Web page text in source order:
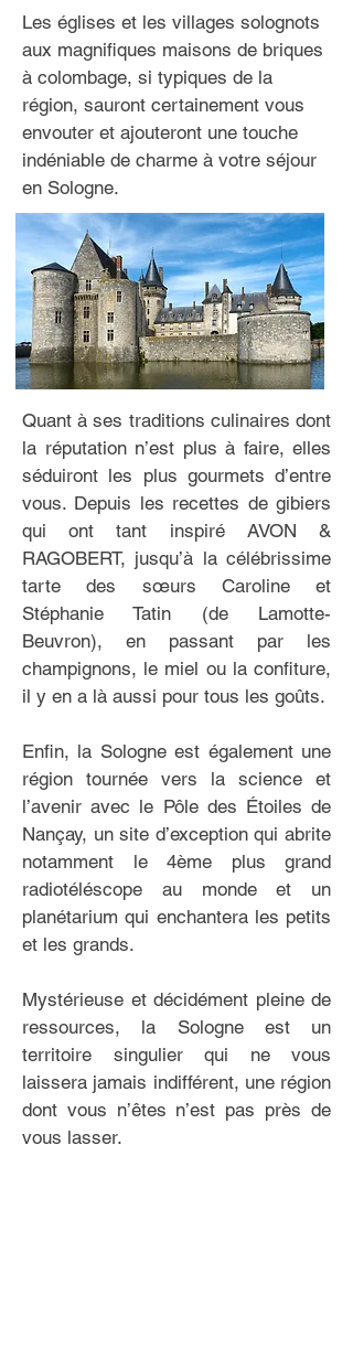
Les églises et les villages solognots
aux magnifiques maisons de briques
à colombage, si typiques de la
région, sauront certainement vous
envouter et ajouteront une touche
indéniable de charme à votre séjour
en Sologne.
Quant à ses traditions culinaires dont
la réputation n’est plus à faire, elles
séduiront les plus gourmets d’entre
vous. Depuis les recettes de gibiers
qui ont tant inspiré AVON &
RAGOBERT, jusqu’à la célébrissime
tarte des sœurs Caroline et
Stéphanie Tatin (de Lamotte-
Beuvron), en passant par les
champignons, le miel ou la confiture,
il y en a là aussi pour tous les goûts.
Enfin, la Sologne est également une
région tournée vers la science et
l’avenir avec le Pôle des Étoiles de
Nançay, un site d’exception qui abrite
notamment le 4ème plus grand
radiotéléscope au monde et un
planétarium qui enchantera les petits
et les grands.
Mystérieuse et décidément pleine de
ressources, la Sologne est un
territoire singulier qui ne vous
laissera jamais indifférent, une région
dont vous n’êtes n’est pas près de
vous lasser.